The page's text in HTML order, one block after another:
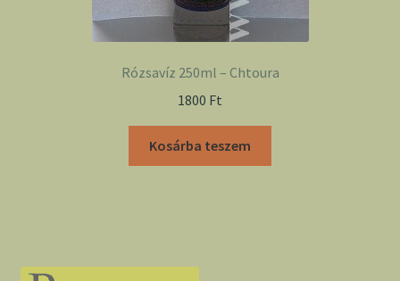
Rózsavíz 250ml – Chtoura
1800 Ft
Kosárba teszem